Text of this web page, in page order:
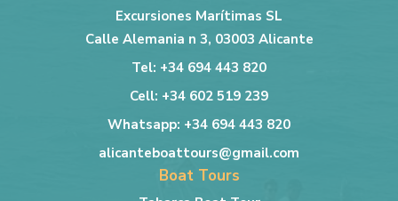
Excursiones Marítimas SL
Calle Alemania n 3, 03003 Alicante
Tel: +34 694 443 820
Cell: +34 602 519 239
Whatsapp: +34 694 443 820
alicanteboattours@gmail.com
Boat Tours